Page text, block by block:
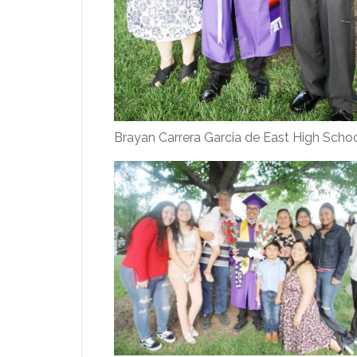
Brayan Carrera Garcia de East High